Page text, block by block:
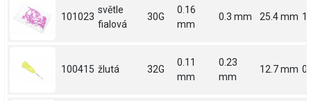
101023
světle
fialová
30G
0.16
mm
0.3 mm 25.4 mm 1
100415 žlutá 32G
0.11
mm
0.23
mm
12.7 mm